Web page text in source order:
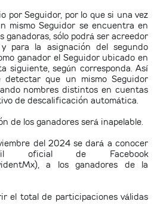
por Seguidor, por lo que si una vez
mismo Seguidor se encuentra en
ganadoras, sólo podrá ser acreedor
para la asignación del segundo
ganador el Seguidor ubicado en
siguiente, según corresponda. Así
detectar que un mismo Seguidor
nombres distintos en cuentas
de descalificación automática.
de los ganadores será inapelable.
del 2024 se dará a conocer
de Facebook
a los ganadores de la
el total de participaciones válidas